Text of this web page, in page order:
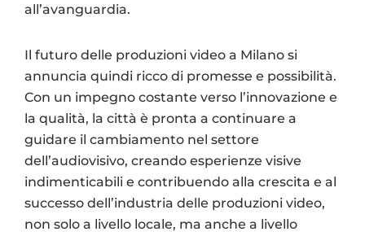
all’avanguardia.
Il futuro delle produzioni video a Milano si
annuncia quindi ricco di promesse e possibilità.
Con un impegno costante verso l’innovazione e
la qualità, la città è pronta a continuare a
guidare il cambiamento nel settore
dell’audiovisivo, creando esperienze visive
indimenticabili e contribuendo alla crescita e al
successo dell’industria delle produzioni video,
non solo a livello locale, ma anche a livello